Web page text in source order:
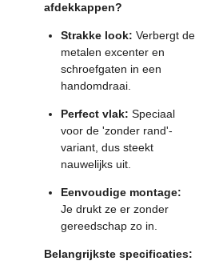
afdekkappen?
Strakke look: Verbergt de
metalen excenter en
schroefgaten in een
handomdraai.
Perfect vlak: Speciaal
voor de 'zonder rand'-
variant, dus steekt
nauwelijks uit.
Eenvoudige montage:
Je drukt ze er zonder
gereedschap zo in.
Belangrijkste specificaties: